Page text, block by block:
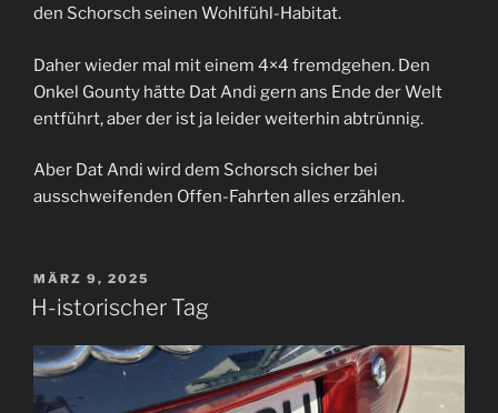
den Schorsch seinen Wohlfühl-Habitat.
Daher wieder mal mit einem 4×4 fremdgehen. Den
Onkel Gounty hätte Dat Andi gern ans Ende der Welt
entführt, aber der ist ja leider weiterhin abtrünnig.
Aber Dat Andi wird dem Schorsch sicher bei
ausschweifenden Offen-Fahrten alles erzählen.
VERÖFFENTLICHT
AM
MÄRZ 9, 2025
H-istorischer Tag